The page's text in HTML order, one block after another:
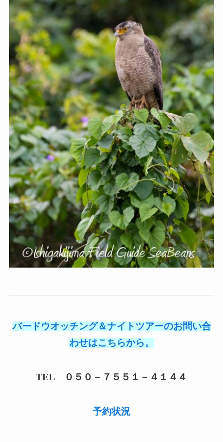
バードウオッチング＆ナイトツアーのお問い合
わせはこちらから。
TEL ０５０－７５５１－４１４４
予約状況